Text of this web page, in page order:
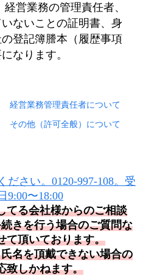
営業務の管理責任者、
ないことの証明書、身
登記簿謄本（履歴事項
なります。
経営業務管理責任者について
その他（許可全般）について
てる会社様からのご相談
きを行う場合のご質問な
て頂いております。
名を頂戴できない場合の
致しかねます。